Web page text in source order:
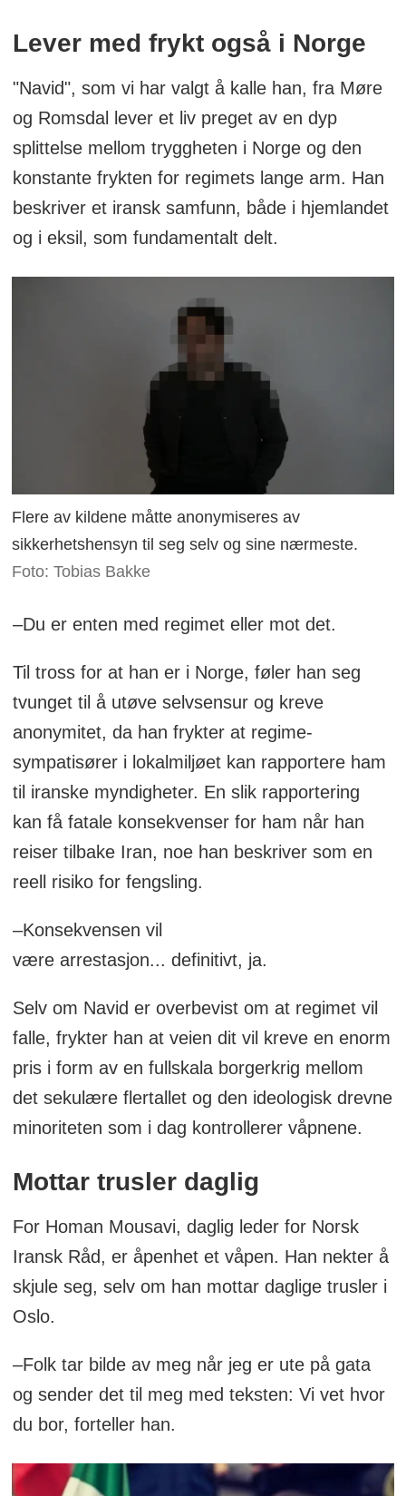
Lever med frykt også i Norge
"Navid", som vi har valgt å kalle han, fra Møre
og Romsdal lever et liv preget av en dyp
splittelse mellom tryggheten i Norge og den
konstante frykten for regimets lange arm. Han
beskriver et iransk samfunn, både i hjemlandet
og i eksil, som fundamentalt delt.
Flere av kildene måtte anonymiseres av
sikkerhetshensyn til seg selv og sine nærmeste.
Foto: Tobias Bakke
–Du er enten med regimet eller mot det.
Til tross for at han er i Norge, føler han seg
tvunget til å utøve selvsensur og kreve
anonymitet, da han frykter at regime-
sympatisører i lokalmiljøet kan rapportere ham
til iranske myndigheter. En slik rapportering
kan få fatale konsekvenser for ham når han
reiser tilbake Iran, noe han beskriver som en
reell risiko for fengsling.
–Konsekvensen vil
være arrestasjon... definitivt, ja.
Selv om Navid er overbevist om at regimet vil
falle, frykter han at veien dit vil kreve en enorm
pris i form av en fullskala borgerkrig mellom
det sekulære flertallet og den ideologisk drevne
minoriteten som i dag kontrollerer våpnene.
Mottar trusler daglig
For Homan Mousavi, daglig leder for Norsk
Iransk Råd, er åpenhet et våpen. Han nekter å
skjule seg, selv om han mottar daglige trusler i
Oslo.
–Folk tar bilde av meg når jeg er ute på gata
og sender det til meg med teksten: Vi vet hvor
du bor, forteller han.